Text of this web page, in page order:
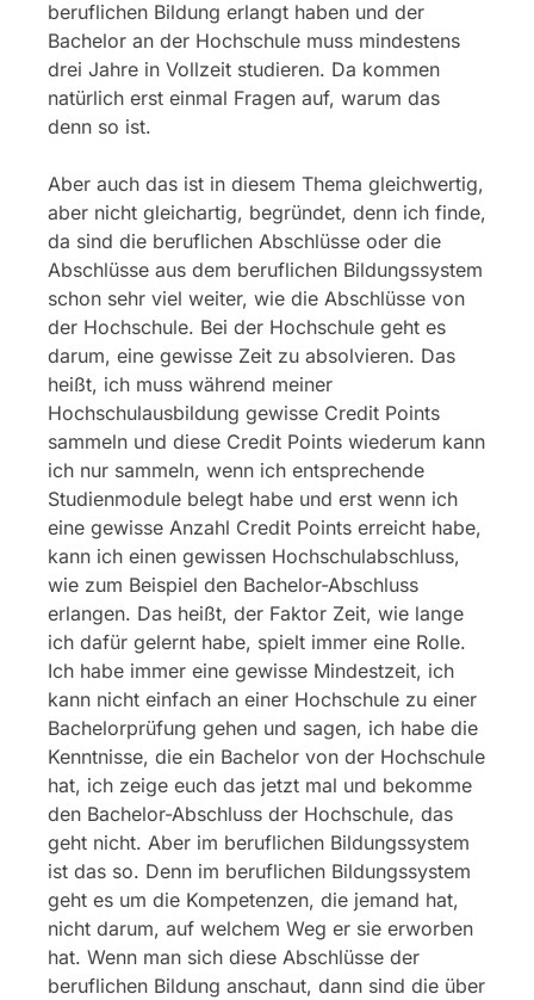
beruflichen Bildung erlangt haben und der
Bachelor an der Hochschule muss mindestens
drei Jahre in Vollzeit studieren. Da kommen
natürlich erst einmal Fragen auf, warum das
denn so ist.
Aber auch das ist in diesem Thema gleichwertig,
aber nicht gleichartig, begründet, denn ich finde,
da sind die beruflichen Abschlüsse oder die
Abschlüsse aus dem beruflichen Bildungssystem
schon sehr viel weiter, wie die Abschlüsse von
der Hochschule. Bei der Hochschule geht es
darum, eine gewisse Zeit zu absolvieren. Das
heißt, ich muss während meiner
Hochschulausbildung gewisse Credit Points
sammeln und diese Credit Points wiederum kann
ich nur sammeln, wenn ich entsprechende
Studienmodule belegt habe und erst wenn ich
eine gewisse Anzahl Credit Points erreicht habe,
kann ich einen gewissen Hochschulabschluss,
wie zum Beispiel den Bachelor-Abschluss
erlangen. Das heißt, der Faktor Zeit, wie lange
ich dafür gelernt habe, spielt immer eine Rolle.
Ich habe immer eine gewisse Mindestzeit, ich
kann nicht einfach an einer Hochschule zu einer
Bachelorprüfung gehen und sagen, ich habe die
Kenntnisse, die ein Bachelor von der Hochschule
hat, ich zeige euch das jetzt mal und bekomme
den Bachelor-Abschluss der Hochschule, das
geht nicht. Aber im beruflichen Bildungssystem
ist das so. Denn im beruflichen Bildungssystem
geht es um die Kompetenzen, die jemand hat,
nicht darum, auf welchem Weg er sie erworben
hat. Wenn man sich diese Abschlüsse der
beruflichen Bildung anschaut, dann sind die über